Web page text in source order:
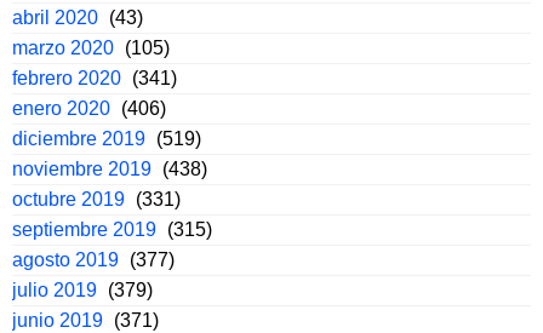
abril 2020 (43)
marzo 2020 (105)
febrero 2020 (341)
enero 2020 (406)
diciembre 2019 (519)
noviembre 2019 (438)
octubre 2019 (331)
septiembre 2019 (315)
agosto 2019 (377)
julio 2019 (379)
junio 2019 (371)